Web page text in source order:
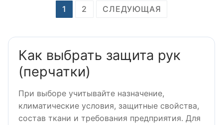
Навигация
записям
1 2 СЛЕДУЮЩАЯ
Как выбрать защита рук
(перчатки)
При выборе учитывайте назначение,
климатические условия, защитные свойства,
состав ткани и требования предприятия. Для